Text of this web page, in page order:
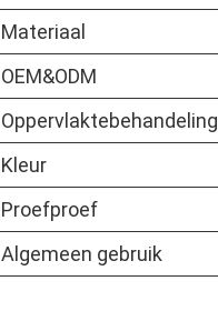
Materiaal
OEM&ODM
Oppervlaktebehandeling
Kleur
Proefproef
Algemeen gebruik